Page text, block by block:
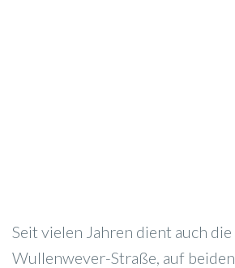
Seit vielen Jahren dient auch
Wullenwever-Straße, auf